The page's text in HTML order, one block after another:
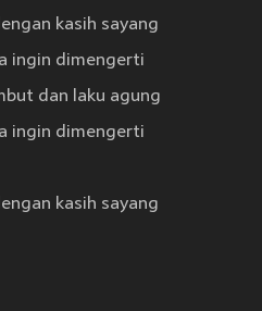
kasih sayang
ingin dimengerti
dan laku agung
ingin dimengerti
kasih sayang